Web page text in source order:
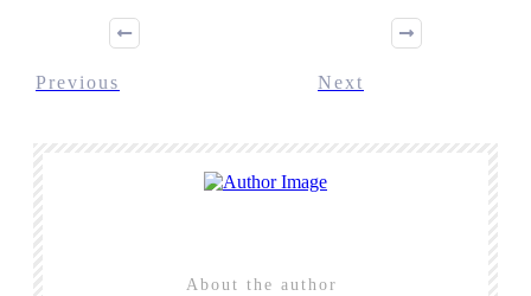
Previous Next
About the author